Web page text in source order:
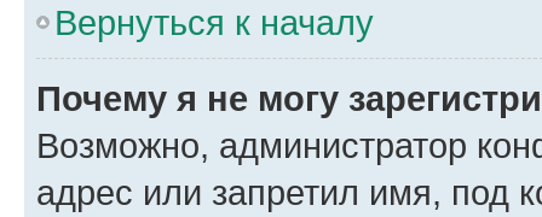
Вернуться к началу
Почему я не могу
Возможно, администратор
адрес или запретил имя, под